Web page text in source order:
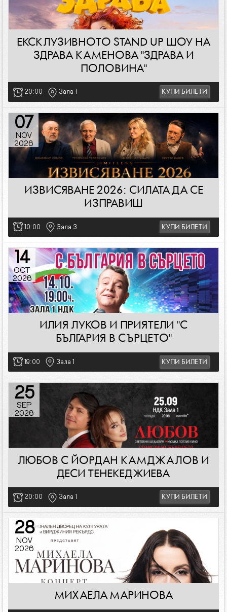
ЕКСКЛУЗИВНОТО STAND UP ШОУ НА
ЗДРАВА КАМЕНОВА "ЗДРАВА И
ПОЛОВИНА"
20:00 Зала 1 КУПИ БИЛЕТИ
07
NOV
2026
ИЗВИСЯВАНЕ 2026: СИЛАТА ДА СЕ
ИЗПРАВИШ
10:00 Зала 3 КУПИ БИЛЕТИ
14
OCT
2026
ИЛИЯ ЛУКОВ И ПРИЯТЕЛИ "С
БЪЛГАРИЯ В СЪРЦЕТО"
19:00 Зала 1 КУПИ БИЛЕТИ
25
SEP
2026
ЛЮБОВ С ЙОРДАН КАМДЖАЛОВ И
ДЕСИ ТЕНЕКЕДЖИЕВА
20:00 Зала 1 КУПИ БИЛЕТИ
28
NOV
2026
МИХАЕЛА МАРИНОВА